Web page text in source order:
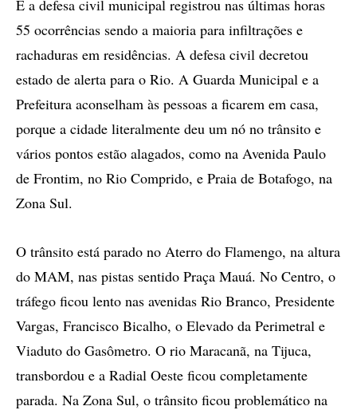
E a defesa civil municipal registrou nas últimas horas
55 ocorrências sendo a maioria para infiltrações e
rachaduras em residências. A defesa civil decretou
estado de alerta para o Rio. A Guarda Municipal e a
Prefeitura aconselham às pessoas a ficarem em casa,
porque a cidade literalmente deu um nó no trânsito e
vários pontos estão alagados, como na Avenida Paulo
de Frontim, no Rio Comprido, e Praia de Botafogo, na
Zona Sul.
O trânsito está parado no Aterro do Flamengo, na altura
do MAM, nas pistas sentido Praça Mauá. No Centro, o
tráfego ficou lento nas avenidas Rio Branco, Presidente
Vargas, Francisco Bicalho, o Elevado da Perimetral e
Viaduto do Gasômetro. O rio Maracanã, na Tijuca,
transbordou e a Radial Oeste ficou completamente
parada. Na Zona Sul, o trânsito ficou problemático na